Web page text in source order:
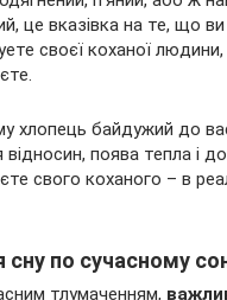
це вказівка на те, що
своєї коханої
хлопець байдужий до
відносин, поява тепла і
свого коханого – в
сну по сучасному
тлумаченням,